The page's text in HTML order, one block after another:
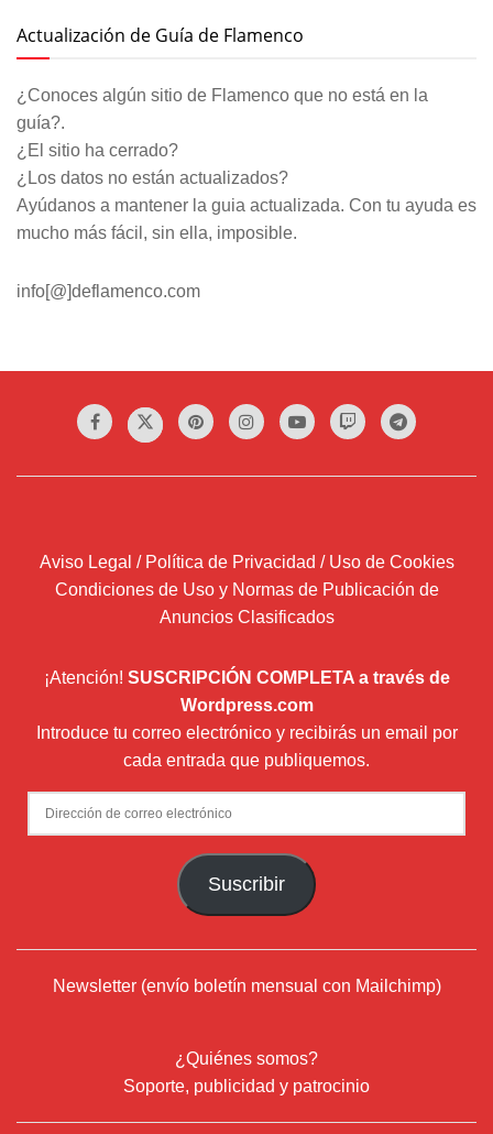
Actualización de Guía de Flamenco
¿Conoces algún sitio de Flamenco que no está en la
guía?.
¿El sitio ha cerrado?
¿Los datos no están actualizados?
Ayúdanos a mantener la guia actualizada. Con tu ayuda es
mucho más fácil, sin ella, imposible.
info[@]deflamenco.com
Aviso Legal / Política de Privacidad / Uso de Cookies
Condiciones de Uso y Normas de Publicación de
Anuncios Clasificados
¡Atención! SUSCRIPCIÓN COMPLETA a través de
Wordpress.com
Introduce tu correo electrónico y recibirás un email por
cada entrada que publiquemos.
Dirección
de
Suscribir
Newsletter (envío boletín mensual con Mailchimp)
¿Quiénes somos?
Soporte, publicidad y patrocinio